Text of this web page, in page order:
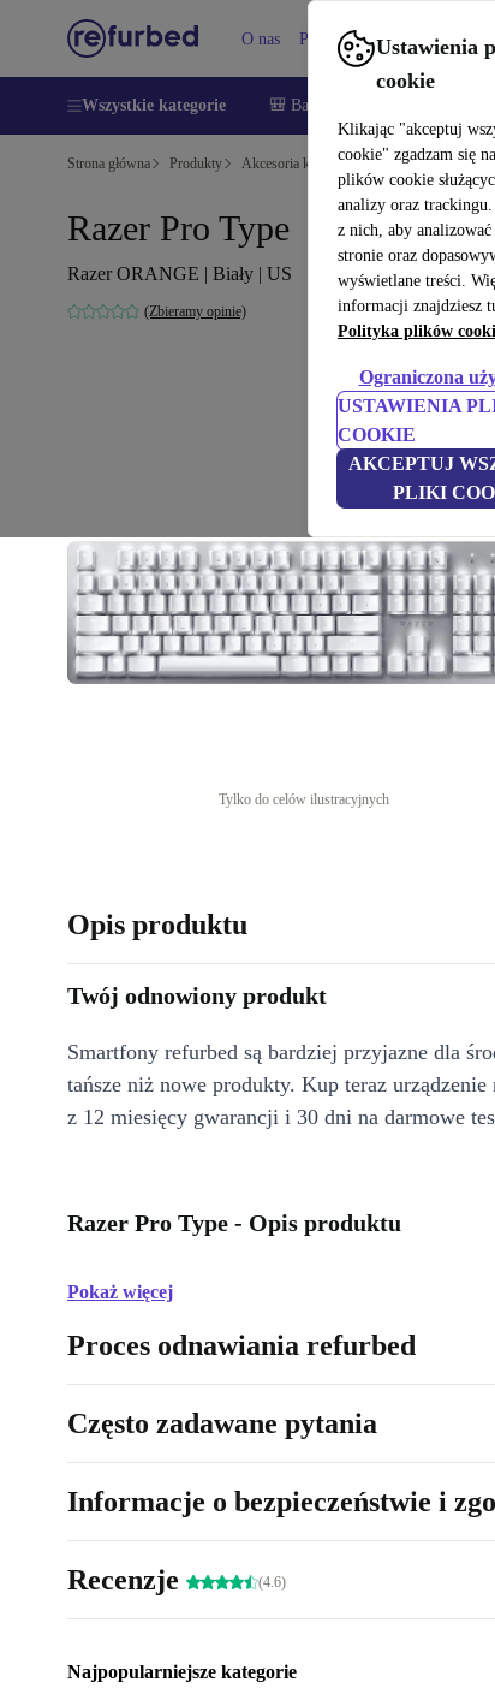
Ustawienia
cookie
Klikając "akceptuj
cookie" zgadzam się
plików cookie
analizy oraz
z nich, aby analizować
stronie oraz
wyświetlane treści.
informacji znajdziesz
Polityka plików
Ograniczona
USTAWIENIA
COOKIE
AKCEPTUJ
PLIKI
O nas Pomoc
Wszystkie kategorie 🎒 Back to school
Strona główna Produkty Akcesoria komputerowe Akcesoria
Razer Pro Type
Razer ORANGE | Biały | US
(Zbieramy opinie)
Tylko do celów ilustracyjnych
Opis produktu
Twój odnowiony produkt
Smartfony refurbed są bardziej przyjazne dla
tańsze niż nowe produkty. Kup teraz
z 12 miesięcy gwarancji i 30 dni na darmowe
Razer Pro Type - Opis produktu
Pokaż więcej
Proces odnawiania refurbed
Często zadawane pytania
Informacje o bezpieczeństwie i
Recenzje (4.6)
Najpopularniejsze kategorie